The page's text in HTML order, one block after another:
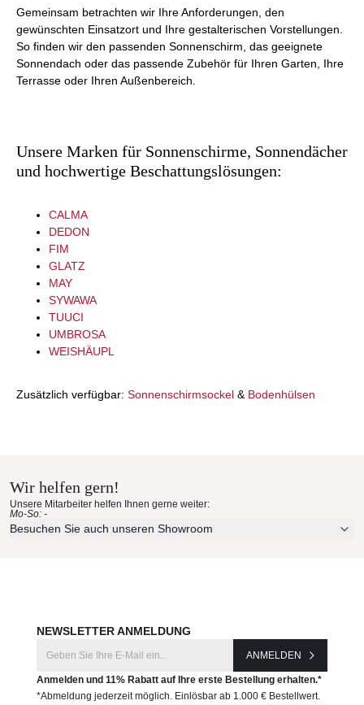
Gemeinsam betrachten wir Ihre Anforderungen, den
gewünschten Einsatzort und Ihre gestalterischen Vorstellungen.
So finden wir den passenden Sonnenschirm, das geeignete
Sonnendach oder das passende Zubehör für Ihren Garten, Ihre
Terrasse oder Ihren Außenbereich.
Unsere Marken für Sonnenschirme, Sonnendächer
und hochwertige Beschattungslösungen:
CALMA
DEDON
FIM
GLATZ
MAY
SYWAWA
TUUCI
UMBROSA
WEISHÄUPL
Zusätzlich verfügbar: Sonnenschirmsockel & Bodenhülsen
Wir helfen gern!
Unsere Mitarbeiter helfen Ihnen gerne weiter:
Mo-So: -
Besuchen Sie auch unseren Showroom
NEWSLETTER ANMELDUNG
ANMELDEN
Anmelden und 11% Rabatt auf Ihre erste Bestellung erhalten.*
*Abmeldung jederzeit möglich. Einlösbar ab 1.000 € Bestellwert.